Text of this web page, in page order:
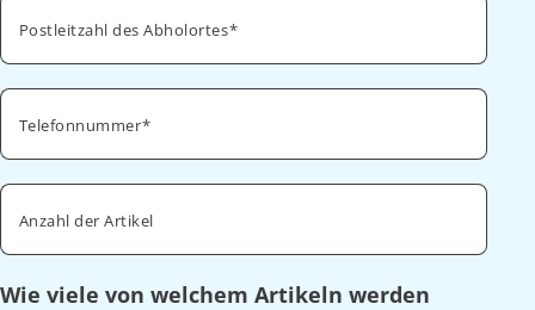
Postleitzahl des Abholortes
Telefonnummer
Anzahl der Artikel
Wie viele von welchem Artikeln werden